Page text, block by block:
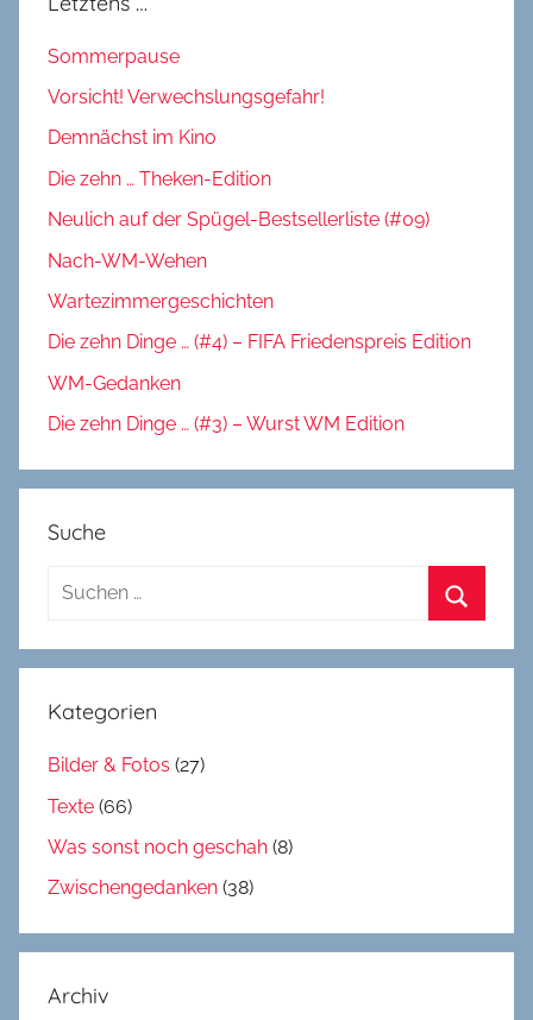
Sommerpause
Vorsicht! Verwechslungsgefahr!
Demnächst im Kino
Die zehn … Theken-Edition
Neulich auf der Spügel-Bestsellerliste (#09)
Nach-WM-Wehen
Wartezimmergeschichten
Die zehn Dinge … (#4) – FIFA Friedenspreis Edition
WM-Gedanken
Die zehn Dinge … (#3) – Wurst WM Edition
Suche
Suchen
Kategorien
Bilder & Fotos (27)
Texte (66)
Was sonst noch geschah (8)
Zwischengedanken (38)
Archiv